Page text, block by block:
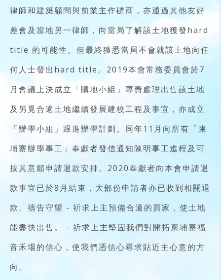
律師和建築顧問與前業主作磋商，亦通過其他友好
差會及當地另一律師，向當局了解該土地獲發hard
title 的可能性。但最終獲悉當局不會就該土地向任
何人士發出hard title。2019本會常務委員會於7
月會議上決成立「購地小組」專責處理出售該土地
及另覓合適土地繼續發展建校工程及事宜，亦成立
「辦學小組」跟進辦學計劃。同年11月向所有「柬
埔寨辦學事工」奉獻者發信通知陳明事工進程及可
按其意願申請退款安排。2020奉獻者向本會申請退
款事宜已於8月結束，大部份申請者亦已收到相關退
款。禱告守望 - 祈求上主預備合適的買家，使土地
能盡快出售。 - 祈求上主堅固我們對開拓柬埔寨福
音禾場的信心，使我們憑信心尋求貼近主心意的方
向。